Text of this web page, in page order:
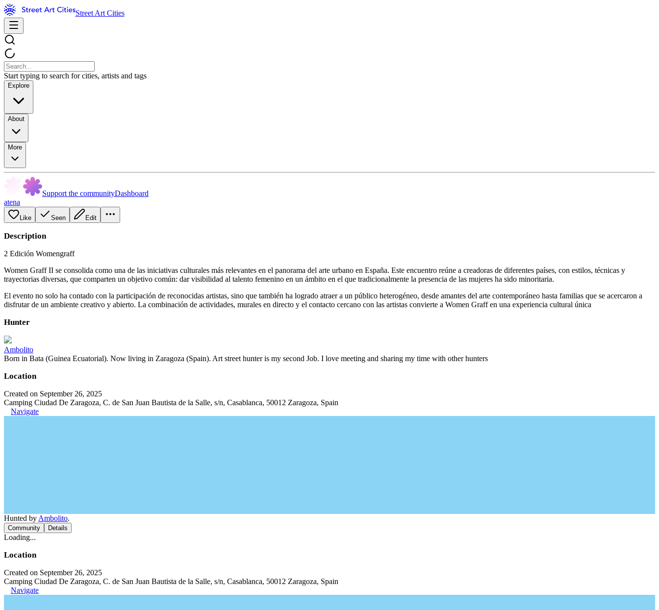
Street Art Cities
Start typing to search for cities, artists and tags
Explore
About
More
Support the communityDashboard
atena
Like Seen Edit
Description
2 Edición Womengraff
Women Graff II se consolida como una de las iniciativas culturales más relevantes en el panorama del arte urbano en España. Este encuentro reúne a creadoras de diferentes países, con estilos, técnicas y
trayectorias diversas, que comparten un objetivo común: dar visibilidad al talento femenino en un ámbito en el que tradicionalmente la presencia de las mujeres ha sido minoritaria.
El evento no solo ha contado con la participación de reconocidas artistas, sino que también ha logrado atraer a un público heterogéneo, desde amantes del arte contemporáneo hasta familias que se acercaron a
disfrutar de un ambiente creativo y abierto. La combinación de actividades, murales en directo y el contacto cercano con las artistas convierte a Women Graff en una experiencia cultural única
Hunter
Ambolito
Born in Bata (Guinea Ecuatorial). Now living in Zaragoza (Spain). Art street hunter is my second Job. I love meeting and sharing my time with other hunters
Location
Created on September 26, 2025
Camping Ciudad De Zaragoza, C. de San Juan Bautista de la Salle, s/n, Casablanca, 50012 Zaragoza, Spain
Navigate
Hunted by Ambolito.
Community Details
Loading...
Location
Created on September 26, 2025
Camping Ciudad De Zaragoza, C. de San Juan Bautista de la Salle, s/n, Casablanca, 50012 Zaragoza, Spain
Navigate